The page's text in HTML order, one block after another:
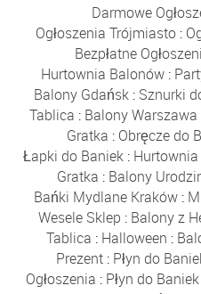
Darmowe
Ogłoszenia Trójmiasto :
Bezpłatne
Hurtownia Balonów :
Balony Gdańsk : Sznurki
Tablica : Balony Warszawa
Gratka : Obręcze do
Łapki do Baniek:
Gratka : Balony
Bańki Mydlane Kraków :
Wesele Sklep : Balony z
Tablica : Halloween :
Prezent : Płyn do
Ogłoszenia : Płyn do Baniek